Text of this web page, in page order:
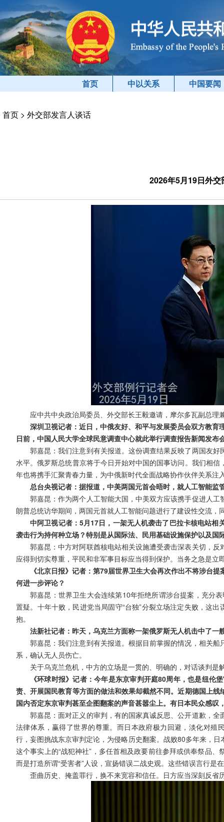
首页 中以关系 中国要闻
首页 > 外交部发言人谈话
2026年5月19日外
应中共中央政治局委员、外交部长王毅邀请，摩尔多瓦副总
深圳卫视记者：近日，中俄友好、和平与发展委员会双方教
日前，中国人民大学全球民意调查中心就此举行调查报告新闻发
郭嘉昆：我们注意到有关报道。这份调查结果反映了两国友
水平。俄罗斯总统普京将于今日开始对中国的国事访问。我们相
年也将携手汇聚青春力量，为中俄新时代全面战略协作伙伴关系注
总台央视记者：据报道，中美两国元首会晤时，就人工智能
郭嘉昆：作为两个人工智能大国，中美双方应该携手促进人
朗普总统访华期间，两国元首就人工智能问题进行了建设性交流，
中阿卫视记者：5月17日，一架无人机袭击了巴拉卡核电站
袭击行为持何种立场？特别是从国际法、民用基础设施保护以及
郭嘉昆：中方对阿联酋核电站相关设施遭受袭击深表关切，
应得到切实尊重，平民和非军事目标应当得到保护。当务之急是
《北京日报》记者：第79届世界卫生大会再次作出不将涉台
何进一步评论？
郭嘉昆：世界卫生大会连续第10年拒绝所谓涉台提案，充分
置疑。十年十败，民进党当局固守“台独”分裂立场注定失败，这
抱。
法新社记者：昨天，乌克兰方面称一架俄罗斯无人机击中了
郭嘉昆：我们注意到有关报道。根据目前掌握的情况，相关
系，确认无人员伤亡。
关于乌克兰危机，中方的立场是一贯的、明确的，对话谈判是
《环球时报》记者：今年是东京审判开庭80周年，也是纽
责、开展国民教育等方面的做法和效果却截然不同。近期德国上
国内否定东京审判甚至企图翻案的声音甚嚣尘上。有日本民众感
郭嘉昆：面对正义的审判，有的国家真诚反思、公开道歉，
法律体系，赢得了世界的尊重。而日本政府极力回避，淡化对殖
行，妄图挑战东京审判定论，为侵略历史翻案。战败80多年来，
这个事实上的“战犯神社”，多任首相及政要前往参拜或供奉祭品
而是打造所谓“受害者”人设，宣扬错误二战史观。这些错误言行是
歪曲历史、掩盖罪行，换不来宽容和信任。日方应当深刻反